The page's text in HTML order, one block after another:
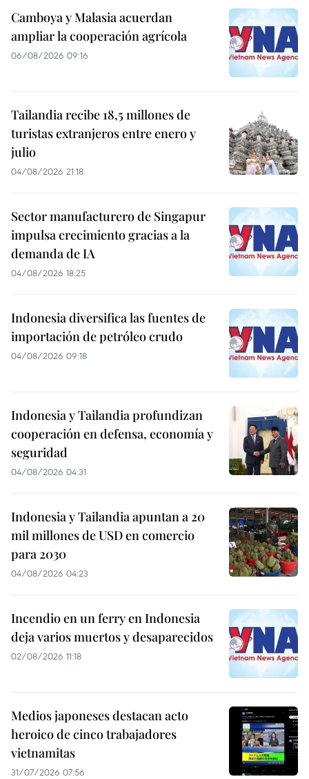
Camboya y Malasia acuerdan
ampliar la cooperación agrícola
06/08/2026 09:16
Tailandia recibe 18,5 millones de
turistas extranjeros entre enero y
julio
04/08/2026 21:18
Sector manufacturero de Singapur
impulsa crecimiento gracias a la
demanda de IA
04/08/2026 18:25
Indonesia diversifica las fuentes de
importación de petróleo crudo
04/08/2026 09:18
Indonesia y Tailandia profundizan
cooperación en defensa, economía y
seguridad
04/08/2026 04:31
Indonesia y Tailandia apuntan a 20
mil millones de USD en comercio
para 2030
04/08/2026 04:23
Incendio en un ferry en Indonesia
deja varios muertos y desaparecidos
02/08/2026 11:18
Medios japoneses destacan acto
heroico de cinco trabajadores
vietnamitas
31/07/2026 07:56